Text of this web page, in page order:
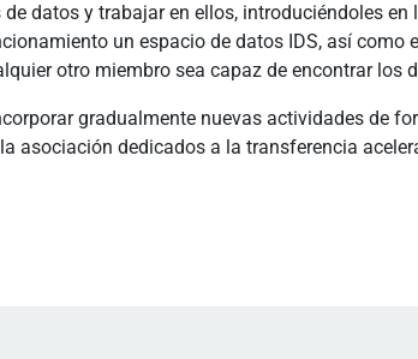
datos y trabajar en ellos, introduciéndoles
un espacio de datos IDS, así
otro miembro sea capaz de encontrar los
gradualmente nuevas actividades de
asociación dedicados a la transferencia